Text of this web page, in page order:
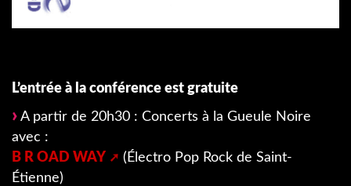
L’entrée à la conférence est gratuite
A partir de 20h30 : Concerts à la Gueule Noire
avec :
B R OAD WAY
(Électro Pop Rock de Saint-
Étienne)